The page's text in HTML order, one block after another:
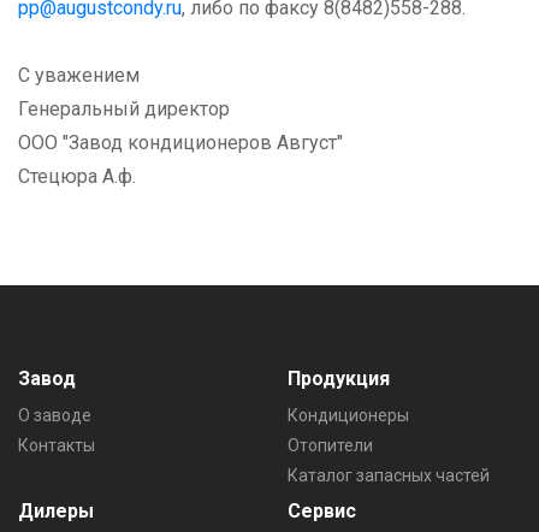
pp@augustcondy.ru, либо по факсу 8(8482)558-288.
С уважением
Генеральный директор
ООО "Завод кондиционеров Август"
Стецюра А.ф.
Завод
О заводе
Контакты
Продукция
Кондиционеры
Отопители
Каталог запасных частей
Дилеры Сервис